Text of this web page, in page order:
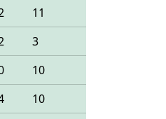
11
3
10
10